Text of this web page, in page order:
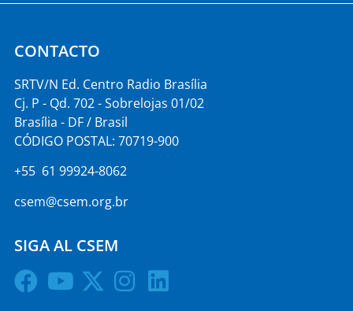
CONTACTO
SRTV/N Ed. Centro Radio Brasília
Cj. P - Qd. 702 - Sobrelojas 01/02
Brasília - DF / Brasil
CÓDIGO POSTAL: 70719-900
+55 61 99924-8062
csem@csem.org.br
SIGA AL CSEM